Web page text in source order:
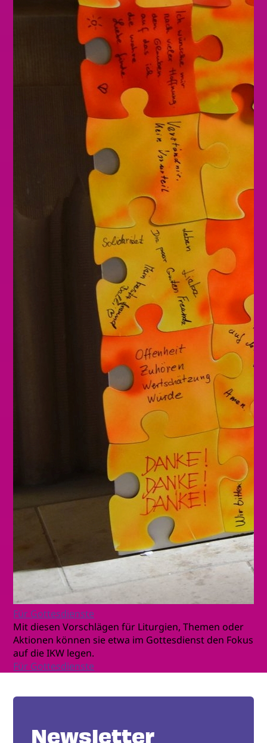
Für Gottesdienste
Mit diesen Vorschlägen für Liturgien, Themen oder
Aktionen können sie etwa im Gottesdienst den Fokus
auf die IKW legen.
Für Gottesdienste